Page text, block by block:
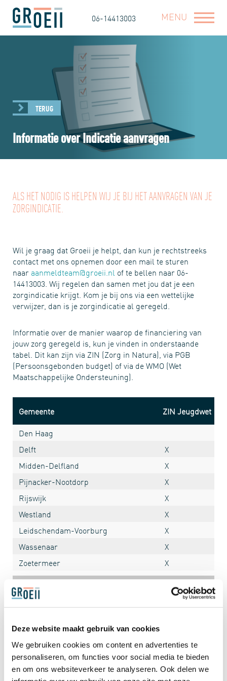
Deze website maakt gebruik van cookies
We gebruiken cookies om content en advertenties te
personaliseren, om functies voor social media te bieden
en om ons websiteverkeer te analyseren. Ook delen we
06-14413003 MENU
TERUG
Informatie over Indicatie aanvragen
ALS HET NODIG IS HELPEN WIJ JE BIJ HET AANVRAGEN VAN JE
ZORGINDICATIE.
Wil je graag dat Groeii je helpt, dan kun je rechtstreeks
contact met ons opnemen door een mail te sturen
naar aanmeldteam@groeii.nl of te bellen naar 06-
14413003. Wij regelen dan samen met jou dat je een
zorgindicatie krijgt. Kom je bij ons via een wettelijke
verwijzer, dan is je zorgindicatie al geregeld.
Informatie over de manier waarop de financiering van
jouw zorg geregeld is, kun je vinden in onderstaande
tabel. Dit kan zijn via ZIN (Zorg in Natura), via PGB
(Persoonsgebonden budget) of via de WMO (Wet
Maatschappelijke Ondersteuning).
Gemeente
ZIN Jeugdwet
Den Haag
Delft
X
Midden-Delfland
X
Pijnacker-Nootdorp
X
Rijswijk
X
Westland
X
Leidschendam-Voorburg
X
Wassenaar
X
Zoetermeer
X
scroll
* PersoonsGebonden Budget (PGB) kan binnen iedere
gemeente afgegeven worden als je 18 jaar of ouder bent.
Dit is niet regiogebonden en ook buiten de genoemde
gemeenten in te zetten. Het PGB kun je aanvragen bij je
eigen gemeente, iedereen heeft hier recht op.